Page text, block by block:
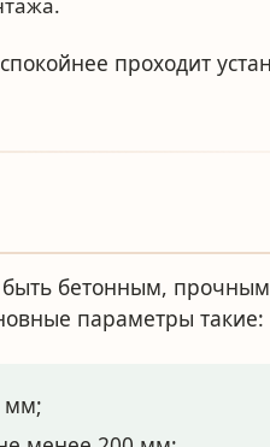
проходит
бетонным,
параметры такие:
мм;